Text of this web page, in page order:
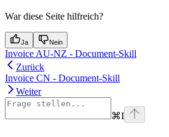
War diese Seite hilfreich?
Ja Nein
Invoice AU-NZ - Document-Skill
Zurück
Invoice CN - Document-Skill
Weiter
⌘I